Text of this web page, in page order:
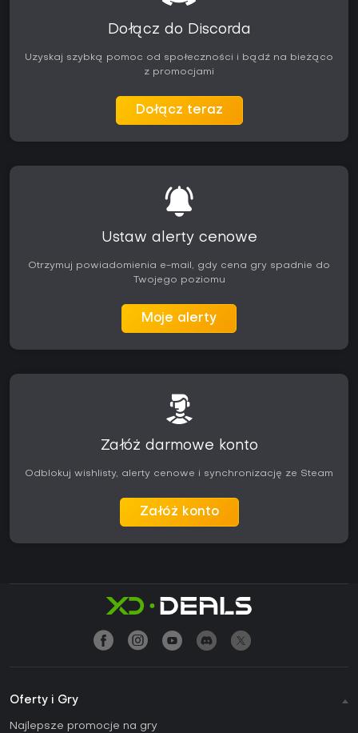
Dołącz do Discorda
Uzyskaj szybką pomoc od społeczności i bądź na bieżąco
z promocjami
Dołącz teraz
Ustaw alerty cenowe
Otrzymuj powiadomienia e-mail, gdy cena gry spadnie do
Twojego poziomu
Moje alerty
Załóż darmowe konto
Odblokuj wishlisty, alerty cenowe i synchronizację ze Steam
Załóż konto
Oferty i Gry
Najlepsze promocje na gry